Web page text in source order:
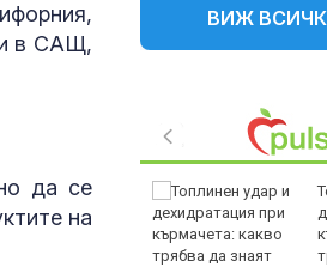
в САЩ,
да се
на
ВИЖ
ни се
като
за